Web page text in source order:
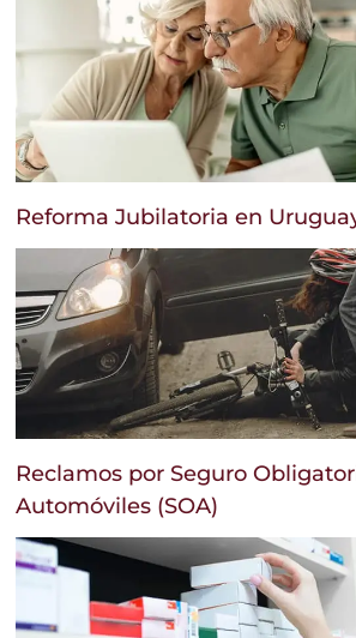
Reforma Jubilatoria en
Reclamos por Seguro
Automóviles (SOA)